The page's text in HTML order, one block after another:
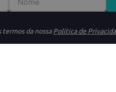
termos da nossaPolítica de